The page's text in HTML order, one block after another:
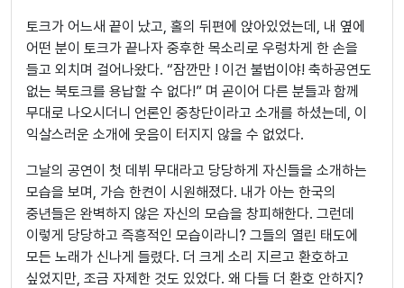
토크가 어느새 끝이 났고, 홀의 뒤편에 앉아있었는데, 내 옆에
어떤 분이 토크가 끝나자 중후한 목소리로 우렁차게 한 손을
들고 외치며 걸어나왔다. “잠깐만 ! 이건 불법이야! 축하공연도
없는 북토크를 용납할 수 없다!” 며 곧이어 다른 분들과 함께
무대로 나오시더니 언론인 중창단이라고 소개를 하셨는데, 이
익살스러운 소개에 웃음이 터지지 않을 수 없었다.
그날의 공연이 첫 데뷔 무대라고 당당하게 자신들을 소개하는
모습을 보며, 가슴 한켠이 시원해졌다. 내가 아는 한국의
중년들은 완벽하지 않은 자신의 모습을 창피해한다. 그런데
이렇게 당당하고 즉흥적인 모습이라니? 그들의 열린 태도에
모든 노래가 신나게 들렸다. 더 크게 소리 지르고 환호하고
싶었지만, 조금 자제한 것도 있었다. 왜 다들 더 환호 안하지?